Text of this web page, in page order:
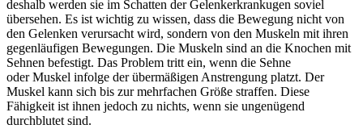
deshalb werden sie im Schatten der Gelenkerkrankugen soviel
übersehen. Es ist wichtig zu wissen, dass die Bewegung nicht von
den Gelenken verursacht wird, sondern von den Muskeln mit ihren
gegenläufigen Bewegungen. Die Muskeln sind an die Knochen mit
Sehnen befestigt. Das Problem tritt ein, wenn die Sehne
oder Muskel infolge der übermäßigen Anstrengung platzt. Der
Muskel kann sich bis zur mehrfachen Größe straffen. Diese
Fähigkeit ist ihnen jedoch zu nichts, wenn sie ungenügend
durchblutet sind.